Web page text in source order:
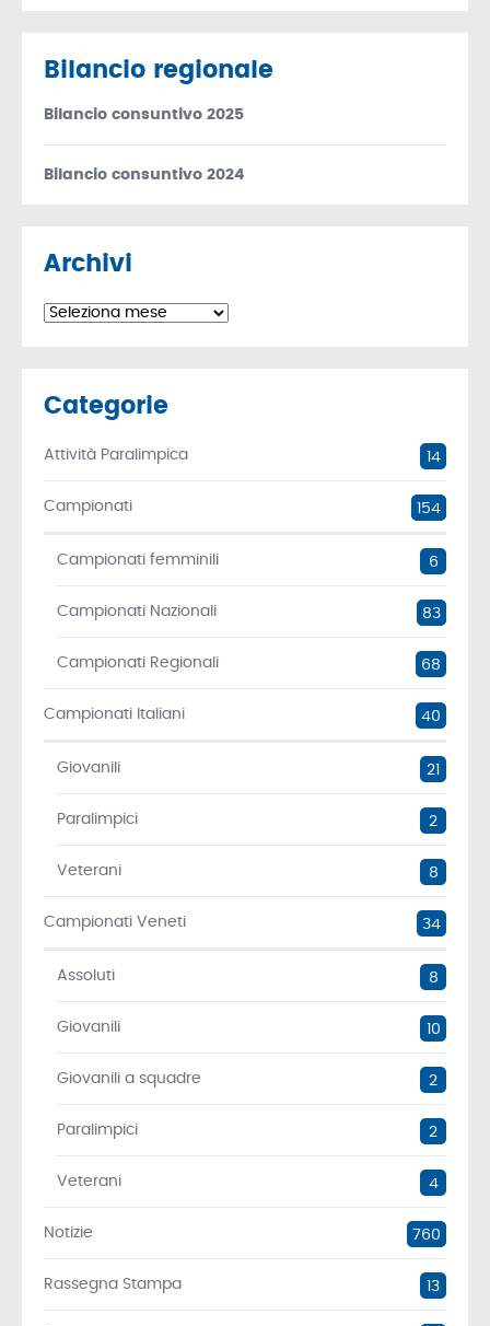
Bilancio regionale
Bilancio consuntivo 2025
Bilancio consuntivo 2024
Archivi
Archivi
Categorie
Attività Paralimpica 14
Campionati 154
Campionati femminili 6
Campionati Nazionali 83
Campionati Regionali 68
Campionati Italiani 40
Giovanili 21
Paralimpici 2
Veterani 8
Campionati Veneti 34
Assoluti 8
Giovanili 10
Giovanili a squadre 2
Paralimpici 2
Veterani 4
Notizie 760
Rassegna Stampa 13